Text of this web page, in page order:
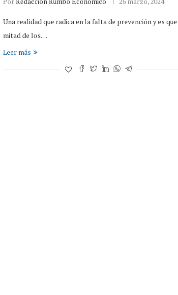
Una realidad que radica en la falta de prevención y es
mitad de los…
Leer más